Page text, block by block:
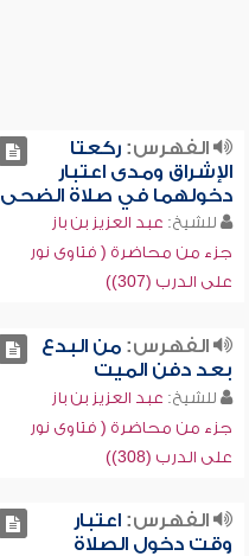
الفهرس:ركعتا
الإشراق ومدى اعتبار
دخولهما في صلاة الضحى
للشيخ: عبد العزيز بن باز
جزء من محاضرة ( فتاوى نور
على الدرب (307))
الفهرس:من البدع
بعد دفن الميت
للشيخ: عبد العزيز بن باز
جزء من محاضرة ( فتاوى نور
على الدرب (308))
الفهرس:اعتبار
وقت دخول الصلاة